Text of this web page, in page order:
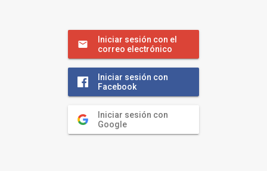
Iniciar sesión con el
correo electrónico
Iniciar sesión con
Facebook
Iniciar sesión con
Google